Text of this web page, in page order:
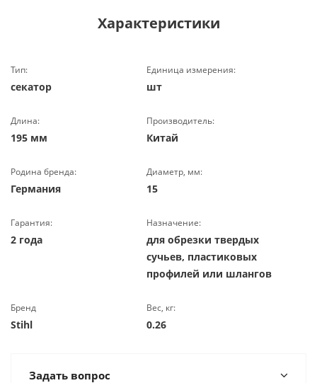
Характеристики
Тип:
секатор
Единица измерения:
шт
Длина:
195 мм
Производитель:
Китай
Родина бренда:
Германия
Диаметр, мм:
15
Гарантия:
2 года
Назначение:
для обрезки твердых
сучьев, пластиковых
профилей или шлангов
Бренд
Stihl
Вес, кг:
0.26
Задать вопрос